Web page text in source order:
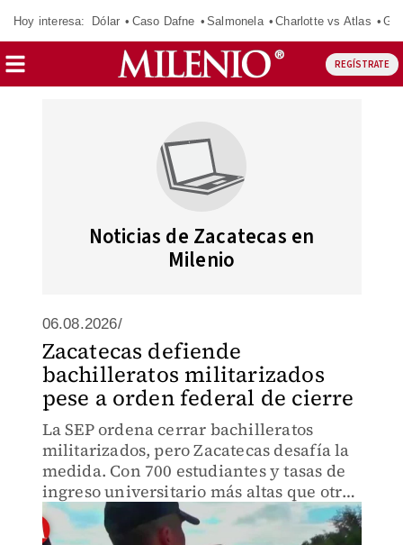
Hoy interesa: Dólar Caso Dafne Salmonela Charlotte vs Atlas
REGÍSTRATE
Noticias de Zacatecas en
Milenio
06.08.2026/
Zacatecas defiende
bachilleratos militarizados
pese a orden federal de cierre
La SEP ordena cerrar bachilleratos
militarizados, pero Zacatecas desafía la
medida. Con 700 estudiantes y tasas de
ingreso universitario más altas que otros
planteles, autoridades defienden estas
instituciones como de excelencia.